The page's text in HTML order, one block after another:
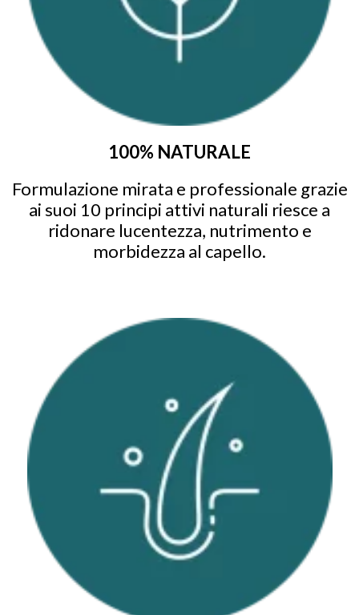
100% NATURALE
Formulazione mirata e professionale grazie
ai suoi 10 principi attivi naturali riesce a
ridonare lucentezza, nutrimento e
morbidezza al capello.